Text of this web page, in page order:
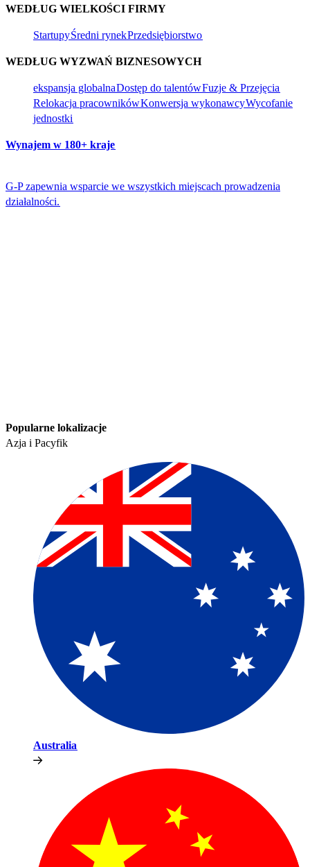
WEDŁUG WIELKOŚCI FIRMY​​
Startupy​​Średni rynek​​Przedsiębiorstwo​​
WEDŁUG WYZWAŃ BIZNESOWYCH​​
ekspansja globalna​​Dostęp do talentów​​Fuzje & Przejęcia​​
Relokacja pracowników​​Konwersja wykonawcy​​Wycofanie
jednostki​​
Wynajem w 180+ kraje​​
G-P zapewnia wsparcie we wszystkich miejscach prowadzenia
działalności.​​
Popularne lokalizacje​​
Azja i Pacyfik​​
Australia​​